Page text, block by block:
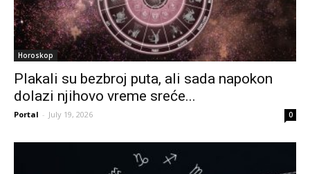
Horoskop
Plakali su bezbroj puta, ali sada napokon
dolazi njihovo vreme sreće...
Portal - July 19, 2026 0